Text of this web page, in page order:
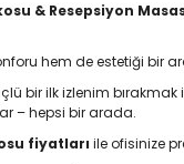
& Resepsiyon
hem de estetiği bir
bir ilk izlenim bırakmak
– hepsi bir arada.
fiyatları ile ofisinize